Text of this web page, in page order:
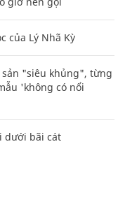
của Lý Nhã Kỳ
"siêu khủng", từng
'không có nổi
dưới bãi cát